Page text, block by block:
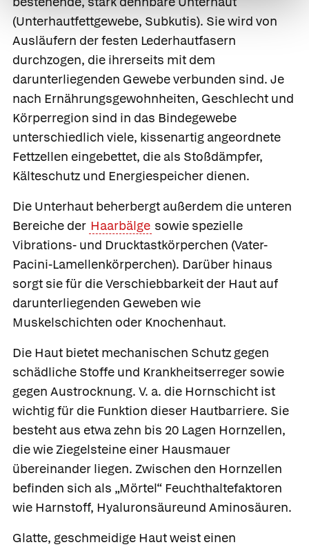
(Unterhautfettgewebe, Subkutis). Sie wird von
Ausläufern der festen Lederhautfasern
durchzogen, die ihrerseits mit dem
darunterliegenden Gewebe verbunden sind. Je
nach Ernährungsgewohnheiten, Geschlecht und
Körperregion sind in das Bindegewebe
unterschiedlich viele, kissenartig angeordnete
Fettzellen eingebettet, die als Stoßdämpfer,
Kälteschutz und Energiespeicher dienen.
Die Unterhaut beherbergt außerdem die unteren
Bereiche der Haarbälge sowie spezielle
Vibrations- und Drucktastkörperchen (Vater-
Pacini-Lamellenkörperchen). Darüber hinaus
sorgt sie für die Verschiebbarkeit der Haut auf
darunterliegenden Geweben wie
Muskelschichten oder Knochenhaut.
Die Haut bietet mechanischen Schutz gegen
schädliche Stoffe und Krankheitserreger sowie
gegen Austrocknung. V. a. die Hornschicht ist
wichtig für die Funktion dieser Hautbarriere. Sie
besteht aus etwa zehn bis 20 Lagen Hornzellen,
die wie Ziegelsteine einer Hausmauer
übereinander liegen. Zwischen den Hornzellen
befinden sich als „Mörtel“ Feuchthaltefaktoren
wie Harnstoff, Hyaluronsäureund Aminosäuren.
Glatte, geschmeidige Haut weist einen